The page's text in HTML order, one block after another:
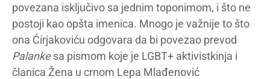
povezana isključivo sa jednim toponimom, i što ne
postoji kao opšta imenica. Mnogo je važnije to što
ona Ćirjakoviću odgovara da bi povezao prevod
Palankesa pismom koje je LGBT+ aktivistkinja i
članica Žena u crnom Lepa Mlađenović